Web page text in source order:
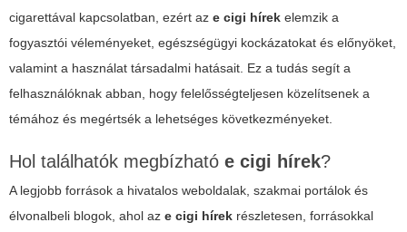
cigarettával kapcsolatban, ezért az e cigi hírek elemzik a
fogyasztói véleményeket, egészségügyi kockázatokat és előnyöket,
valamint a használat társadalmi hatásait. Ez a tudás segít a
felhasználóknak abban, hogy felelősségteljesen közelítsenek a
témához és megértsék a lehetséges következményeket.
Hol találhatók megbízható e cigi hírek?
A legjobb források a hivatalos weboldalak, szakmai portálok és
élvonalbeli blogok, ahol az e cigi hírek részletesen, forrásokkal